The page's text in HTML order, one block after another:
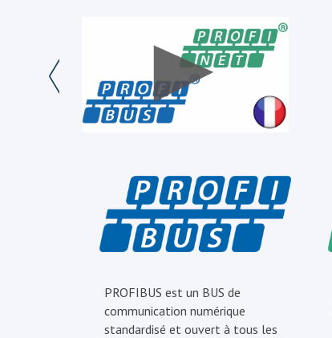
PROFIBUS est un BUS de
communication numérique
standardisé et ouvert à tous les